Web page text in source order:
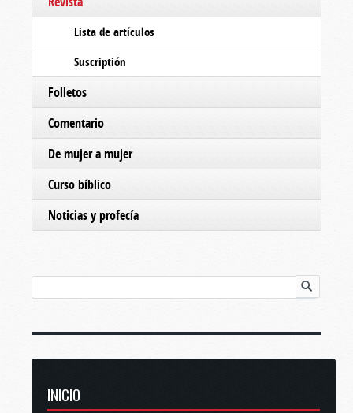
Lista de artículos
Suscriptión
Folletos
Comentario
De mujer a mujer
Curso bíblico
Noticias y profecía
INICIO